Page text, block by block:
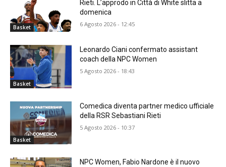
Basket
Rieti. L’approdo in Città di White slitta a
domenica
6 Agosto 2026 - 12:45
Basket
Leonardo Ciani confermato assistant
coach della NPC Women
5 Agosto 2026 - 18:43
Basket
Comedica diventa partner medico ufficiale
della RSR Sebastiani Rieti
5 Agosto 2026 - 10:37
NPC Women, Fabio Nardone è il nuovo